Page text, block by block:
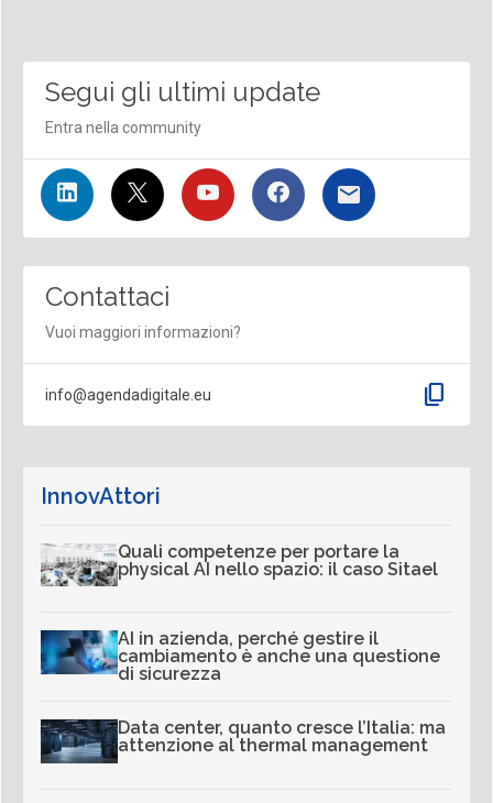
Segui gli ultimi update
Entra nella community
Contattaci
Vuoi maggiori informazioni?
info@agendadigitale.eu content_copy
InnovAttori
Quali competenze per portare la
physical AI nello spazio: il caso Sitael
AI in azienda, perché gestire il
cambiamento è anche una questione
di sicurezza
Data center, quanto cresce l’Italia: ma
attenzione al thermal management